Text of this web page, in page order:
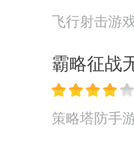
飞行射击游
霸略征战
策略塔防手